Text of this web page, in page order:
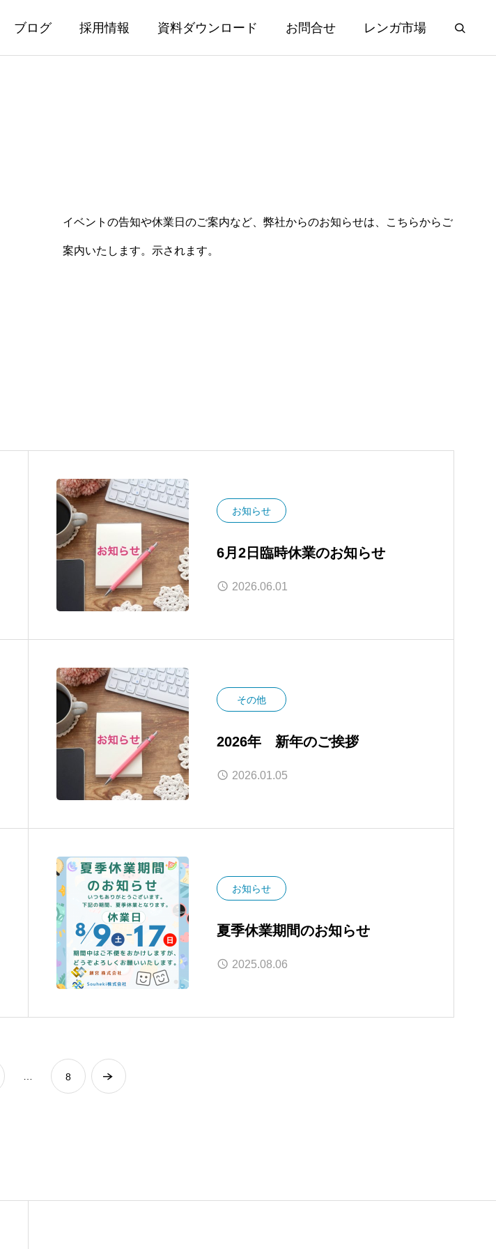
ブログ 採用情報 資料ダウンロード お問合せ レンガ市場
イベントの告知や休業日のご案内など、弊社からのお知らせは、こちらからご
案内いたします。示されます。
お知らせ
6月2日臨時休業のお知らせ
2026.06.01
その他
2026年 新年のご挨拶
2026.01.05
お知らせ
夏季休業期間のお知らせ
2025.08.06
8